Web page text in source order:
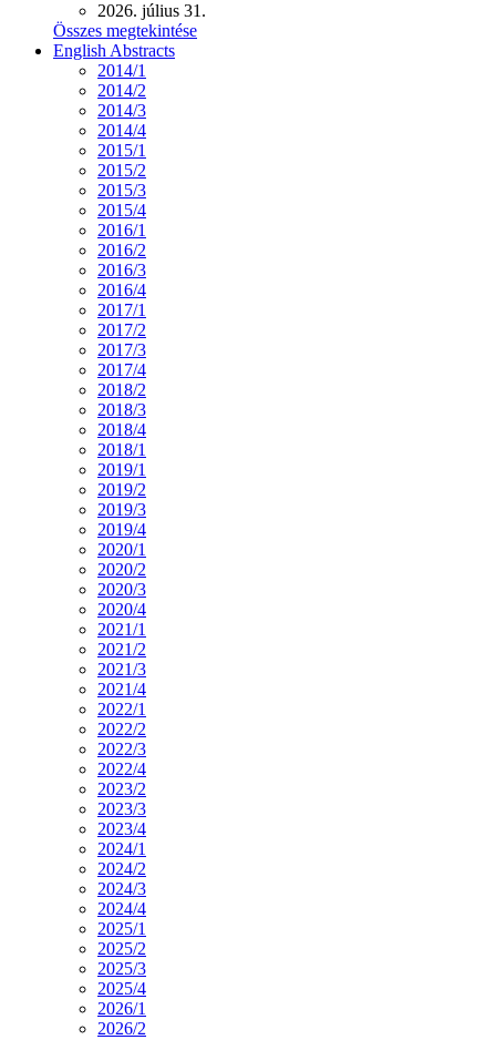
2026. július 31.
Összes megtekintése
English Abstracts
2014/1
2014/2
2014/3
2014/4
2015/1
2015/2
2015/3
2015/4
2016/1
2016/2
2016/3
2016/4
2017/1
2017/2
2017/3
2017/4
2018/2
2018/3
2018/4
2018/1
2019/1
2019/2
2019/3
2019/4
2020/1
2020/2
2020/3
2020/4
2021/1
2021/2
2021/3
2021/4
2022/1
2022/2
2022/3
2022/4
2023/2
2023/3
2023/4
2024/1
2024/2
2024/3
2024/4
2025/1
2025/2
2025/3
2025/4
2026/1
2026/2